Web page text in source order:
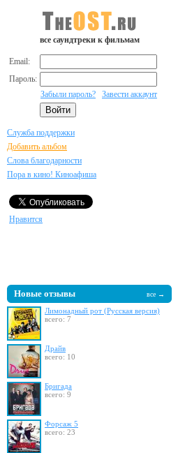
все саундтреки к фильмам
Email:
Пароль:
Забыли пароль?
Завести аккаунт
Служба поддержки
Добавить альбом
Слова благодарности
Пора в кино! Киноафиша
Нравится
Новые отзывы все →
Лимонадный рот (Русская версия)
всего: 7
Драйв
всего: 10
Бригада
всего: 9
Форсаж 5
всего: 23